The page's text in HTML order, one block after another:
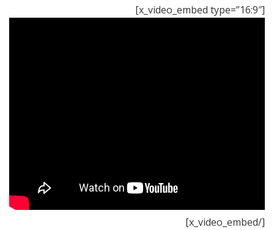
[x_video_embed type=”16:9″]
[/x_video_embed]